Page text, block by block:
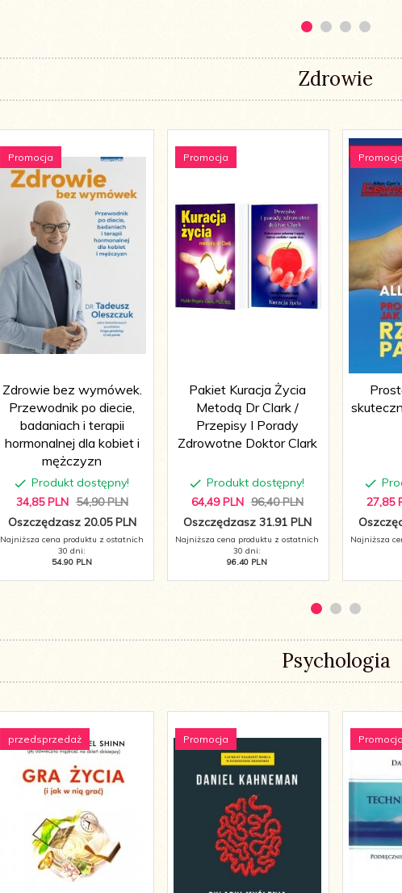
Najszczęśliwsze dziecko w
okolicy
Produkt dostępny!
85 PLN
Podróże do życia po śmierci
Produkt dostępny!
17,
Zdrowie
Promocja
Zdrowie bez wymówek.
Przewodnik po diecie,
badaniach i terapii
hormonalnej dla kobiet i
mężczyzn
Produkt dostępny!
34,85 PLN 54,90 PLN
Oszczędzasz 20.05 PLN
Najniższa cena produktu z ostatnich
30 dni:
54.90 PLN
Promocja
Pakiet Kuracja Życia
Metodą Dr Clark /
Przepisy I Porady
Zdrowotne Doktor Clark
Produkt dostępny!
64,49 PLN 96,40 PLN
Oszczędzasz 31.91 PLN
Najniższa cena produktu z ostatnich
30 dni:
96.40 PLN
Promocja
27,85
Najniższa
Psychologia
przedsprzedaż Promocja Promocja